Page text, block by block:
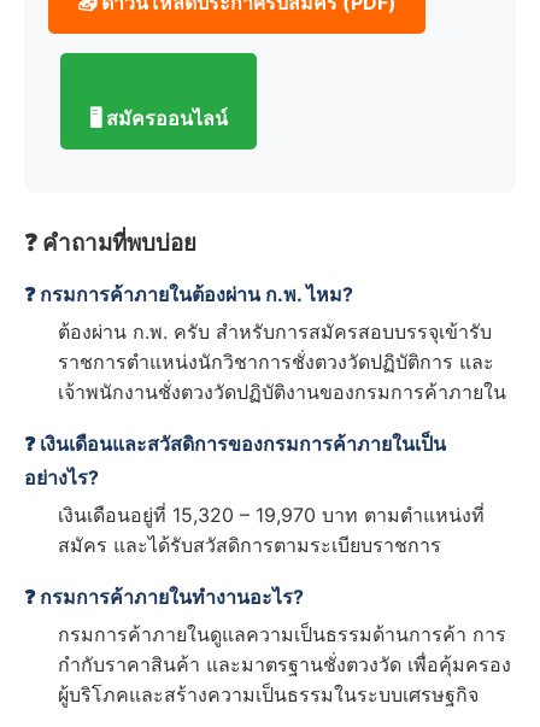
🖥️ สมัครออนไลน์
❓ คำถามที่พบบ่อย
❓ กรมการค้าภายในต้องผ่าน ก.พ. ไหม?
ต้องผ่าน ก.พ. ครับ สำหรับการสมัครสอบบรรจุเข้ารับ
ราชการตำแหน่งนักวิชาการชั่งตวงวัดปฏิบัติการ และ
เจ้าพนักงานชั่งตวงวัดปฏิบัติงานของกรมการค้าภายใน
❓ เงินเดือนและสวัสดิการของกรมการค้าภายในเป็น
อย่างไร?
เงินเดือนอยู่ที่ 15,320 – 19,970 บาท ตามตำแหน่งที่
สมัคร และได้รับสวัสดิการตามระเบียบราชการ
❓ กรมการค้าภายในทำงานอะไร?
กรมการค้าภายในดูแลความเป็นธรรมด้านการค้า การ
กำกับราคาสินค้า และมาตรฐานชั่งตวงวัด เพื่อคุ้มครอง
ผู้บริโภคและสร้างความเป็นธรรมในระบบเศรษฐกิจ